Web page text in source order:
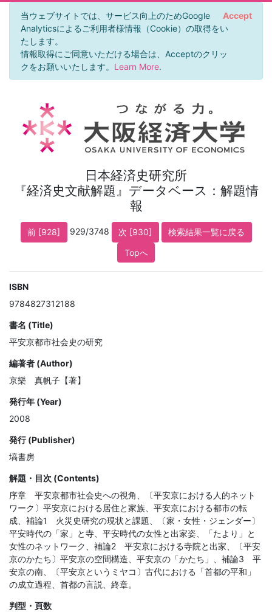
当ウェブサイトでは、サービス向上のためGoogle
Analyticsによるご利用者様情報（Cookie）の取得をい
たします。
情報取得にご同意いただける場合は、Acceptのクリッ
クをお願いいたします。 Learn More.
Accept
日本経済史研究所
『経済史文献解題』データベース：解題情
報
前 [928] 929/3748 次 [930]
検索結果一覧に戻る
Topへ
ISBN
9784827312188
書名 (Title)
平安京都市社会史の研究
編著者 (Author)
京樂 真帆子【著】
発行年 (Year)
2008
発行 (Publisher)
塙書房
解題・目次 (Contents)
序章　平安京都市社会史への視角、〔平安京における人的ネット
ワーク〕平安京における居住と家族、平安京における都市の転
成、補論1　火災史研究の現状と課題、〔家・女性・ジェンダー〕
平安時代の「家」と寺、平安時代の女性と出家姿、「たより」と
女性のネットワーク、補論2　平安京における寺院と出家、〔平安
京のかたち〕平安京の空間構造、平安京の「かたち」、補論3　平
安京の南、〔平安京というミヤコ〕古代における「首都の平和」
の成立過程、首都の言説、終章。
判型・頁数